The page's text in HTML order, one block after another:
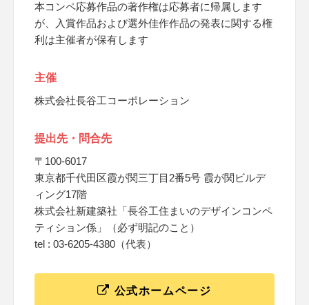
本コンペ応募作品の著作権は応募者に帰属します
が、入賞作品および選外佳作作品の発表に関する権
利は主催者が保有します
主催
株式会社長谷工コーポレーション
提出先・問合先
〒100-6017
東京都千代田区霞が関三丁目2番5号 霞が関ビルデ
ィング17階
株式会社新建築社「長谷工住まいのデザインコンペ
ティション係」（必ず明記のこと）
tel : 03-6205-4380（代表）
公式ホームページ